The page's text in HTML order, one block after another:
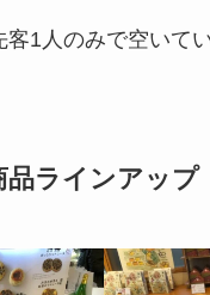
1人のみで空いて
品ラインアップ